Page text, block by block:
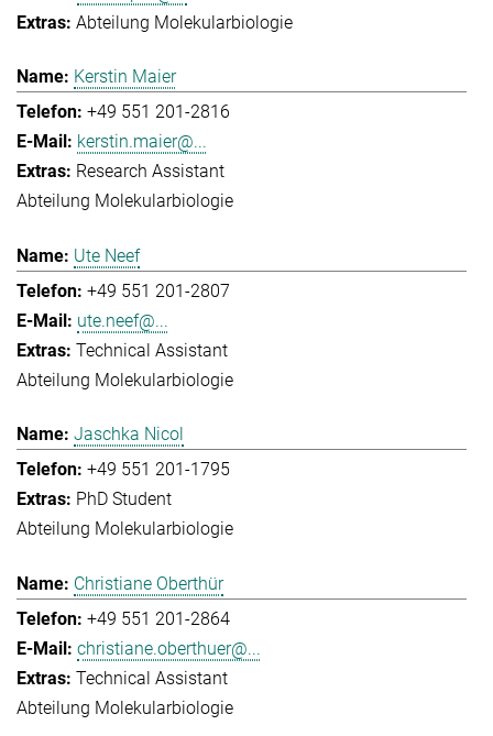
Abteilung Molekularbiologie
Kerstin Maier
+49 551 201-2816
kerstin.maier@...
Research Assistant
Abteilung Molekularbiologie
Ute Neef
+49 551 201-2807
ute.neef@...
Technical Assistant
Abteilung Molekularbiologie
Jaschka Nicol
+49 551 201-1795
PhD Student
Abteilung Molekularbiologie
Christiane Oberthür
+49 551 201-2864
christiane.oberthuer@...
Technical Assistant
Abteilung Molekularbiologie